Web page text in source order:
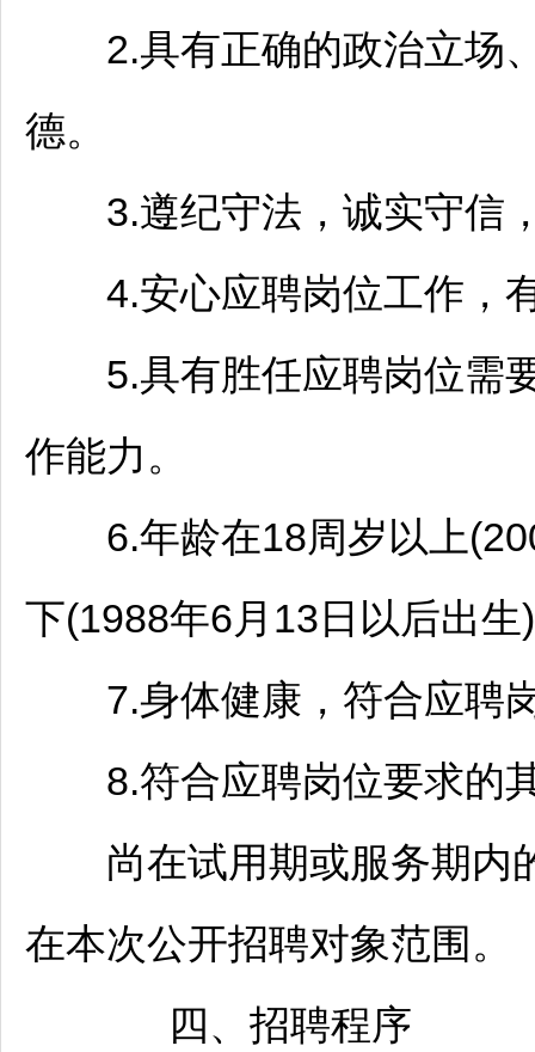
2.具有正确的政治立场、
德。
3.遵纪守法，诚实守信
4.安心应聘岗位工作，
5.具有胜任应聘岗位需要
作能力。
6.年龄在18周岁以上
下(1988年6月13日以后出
7.身体健康，符合应聘
8.符合应聘岗位要求的
尚在试用期或服务期内
在本次公开招聘对象范围。
四、 招聘程序